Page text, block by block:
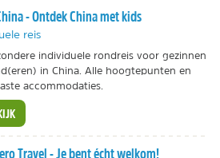
- Ontdek China met kids
reis
individuele rondreis voor gezinnen
in China. Alle hoogtepunten en
accommodaties.
Travel - Je bent écht welkom!